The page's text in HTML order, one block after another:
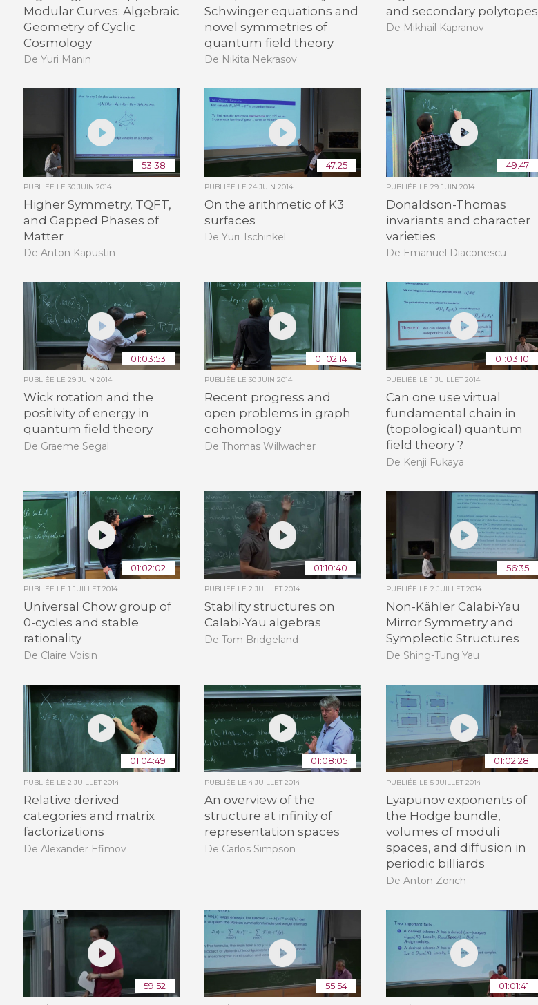
Modular Curves: Algebraic
Geometry of Cyclic
Cosmology
De Yuri Manin
Schwinger equations and
novel symmetries of
quantum field theory
De Nikita Nekrasov
and secondary polytopes
De Mikhail Kapranov
53:38
PUBLIÉE LE 30 JUIN 2014
Higher Symmetry, TQFT,
and Gapped Phases of
Matter
De Anton Kapustin
47:25
PUBLIÉE LE24 JUIN 2014
On the arithmetic of K3
surfaces
De Yuri Tschinkel
49:47
PUBLIÉE LE 29 JUIN 2014
Donaldson-Thomas
invariants and character
varieties
De Emanuel Diaconescu
01:03:53
PUBLIÉE LE 29 JUIN 2014
Wick rotation and the
positivity of energy in
quantum field theory
De Graeme Segal
01:02:14
PUBLIÉE LE30 JUIN 2014
Recent progress and
open problems in graph
cohomology
De Thomas Willwacher
01:03:10
PUBLIÉE LE 1 JUILLET 2014
Can one use virtual
fundamental chain in
(topological) quantum
field theory ?
De Kenji Fukaya
01:02:02
PUBLIÉE LE 1 JUILLET 2014
Universal Chow group of
0-cycles and stable
rationality
De Claire Voisin
01:10:40
PUBLIÉE LE2 JUILLET 2014
Stability structures on
Calabi-Yau algebras
De Tom Bridgeland
56:35
PUBLIÉE LE 2 JUILLET 2014
Non-Kähler Calabi-Yau
Mirror Symmetry and
Symplectic Structures
De Shing-Tung Yau
01:04:49
PUBLIÉE LE 2 JUILLET 2014
Relative derived
categories and matrix
factorizations
De Alexander Efimov
01:08:05
PUBLIÉE LE4 JUILLET 2014
An overview of the
structure at infinity of
representation spaces
De Carlos Simpson
01:02:28
PUBLIÉE LE 5 JUILLET 2014
Lyapunov exponents of
the Hodge bundle,
volumes of moduli
spaces, and diffusion in
periodic billiards
De Anton Zorich
59:52 55:54 01:01:41